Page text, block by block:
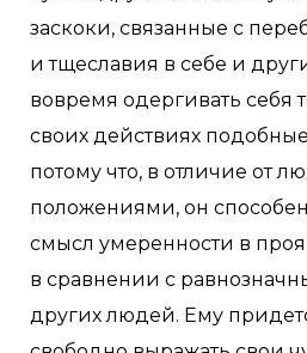
заскоки, связанные с
и тщеславия в себе и
вовремя одергивать себя
своих действиях
потому что, в отличие от
положениями, он
смысл умеренности в
в сравнении с
других людей. Ему